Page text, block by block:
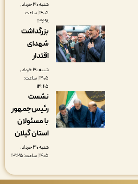
شنبه ۳۰ خرداد,
۱۴۰۵ | ساعت:
بزرگداشت
شهدای
اقتدار
شنبه ۳۰ خرداد,
۱۴۰۵ | ساعت:
نشست
رئیس‌جمهور
با مسئولان
استان گیلان
شنبه ۳۰ خرداد,